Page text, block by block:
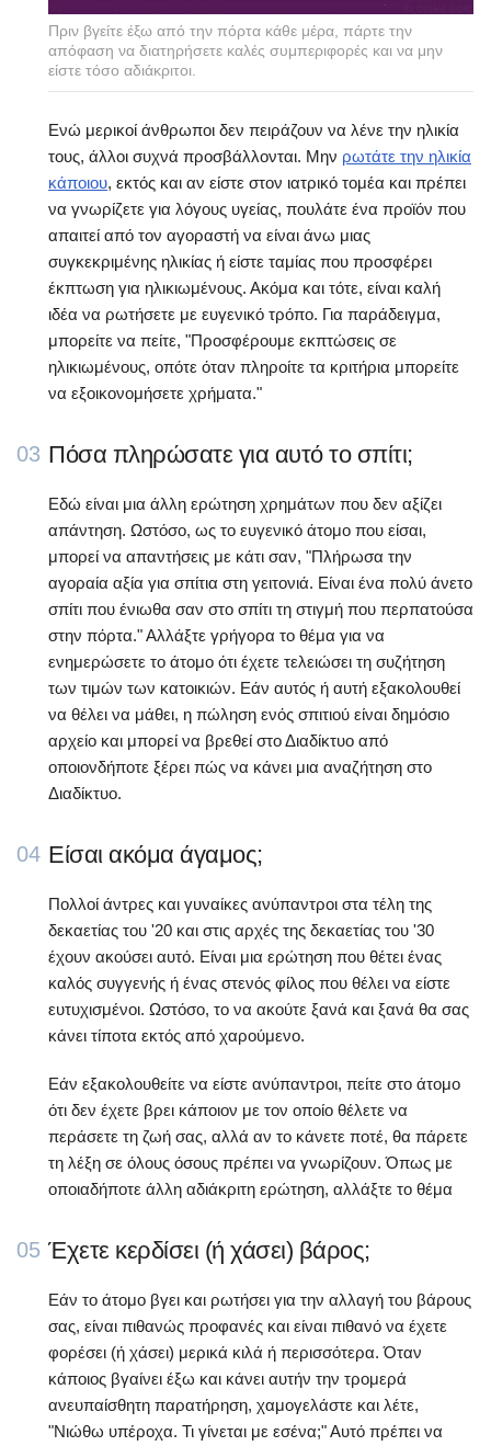
Πριν βγείτε έξω από την πόρτα κάθε μέρα, πάρτε την
απόφαση να διατηρήσετε καλές συμπεριφορές και να μην
είστε τόσο αδιάκριτοι.
Ενώ μερικοί άνθρωποι δεν πειράζουν να λένε την ηλικία
τους, άλλοι συχνά προσβάλλονται. Μην ρωτάτε την ηλικία
κάποιου, εκτός και αν είστε στον ιατρικό τομέα και πρέπει
να γνωρίζετε για λόγους υγείας, πουλάτε ένα προϊόν που
απαιτεί από τον αγοραστή να είναι άνω μιας
συγκεκριμένης ηλικίας ή είστε ταμίας που προσφέρει
έκπτωση για ηλικιωμένους. Ακόμα και τότε, είναι καλή
ιδέα να ρωτήσετε με ευγενικό τρόπο. Για παράδειγμα,
μπορείτε να πείτε, "Προσφέρουμε εκπτώσεις σε
ηλικιωμένους, οπότε όταν πληροίτε τα κριτήρια μπορείτε
να εξοικονομήσετε χρήματα."
03 Πόσα πληρώσατε για αυτό το σπίτι;
Εδώ είναι μια άλλη ερώτηση χρημάτων που δεν αξίζει
απάντηση. Ωστόσο, ως το ευγενικό άτομο που είσαι,
μπορεί να απαντήσεις με κάτι σαν, "Πλήρωσα την
αγοραία αξία για σπίτια στη γειτονιά. Είναι ένα πολύ άνετο
σπίτι που ένιωθα σαν στο σπίτι τη στιγμή που περπατούσα
στην πόρτα." Αλλάξτε γρήγορα το θέμα για να
ενημερώσετε το άτομο ότι έχετε τελειώσει τη συζήτηση
των τιμών των κατοικιών. Εάν αυτός ή αυτή εξακολουθεί
να θέλει να μάθει, η πώληση ενός σπιτιού είναι δημόσιο
αρχείο και μπορεί να βρεθεί στο Διαδίκτυο από
οποιονδήποτε ξέρει πώς να κάνει μια αναζήτηση στο
Διαδίκτυο.
04 Είσαι ακόμα άγαμος;
Πολλοί άντρες και γυναίκες ανύπαντροι στα τέλη της
δεκαετίας του '20 και στις αρχές της δεκαετίας του '30
έχουν ακούσει αυτό. Είναι μια ερώτηση που θέτει ένας
καλός συγγενής ή ένας στενός φίλος που θέλει να είστε
ευτυχισμένοι. Ωστόσο, το να ακούτε ξανά και ξανά θα σας
κάνει τίποτα εκτός από χαρούμενο.
Εάν εξακολουθείτε να είστε ανύπαντροι, πείτε στο άτομο
ότι δεν έχετε βρει κάποιον με τον οποίο θέλετε να
περάσετε τη ζωή σας, αλλά αν το κάνετε ποτέ, θα πάρετε
τη λέξη σε όλους όσους πρέπει να γνωρίζουν. Όπως με
οποιαδήποτε άλλη αδιάκριτη ερώτηση, αλλάξτε το θέμα
05 Έχετε κερδίσει (ή χάσει) βάρος;
Εάν το άτομο βγει και ρωτήσει για την αλλαγή του βάρους
σας, είναι πιθανώς προφανές και είναι πιθανό να έχετε
φορέσει (ή χάσει) μερικά κιλά ή περισσότερα. Όταν
κάποιος βγαίνει έξω και κάνει αυτήν την τρομερά
ανευπαίσθητη παρατήρηση, χαμογελάστε και λέτε,
"Νιώθω υπέροχα. Τι γίνεται με εσένα;" Αυτό πρέπει να